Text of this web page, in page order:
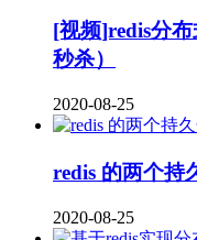
[视频]redis分布
秒杀）
2020-08-25
redis 的两个持
2020-08-25